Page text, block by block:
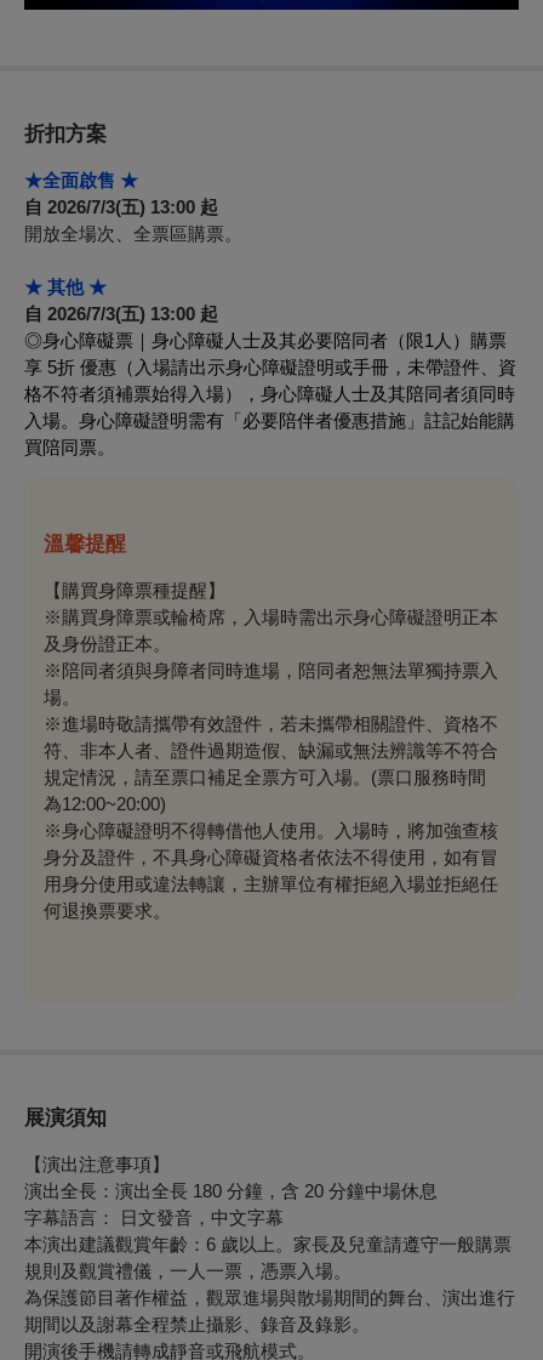
折扣方案
★全面啟售 ★
自 2026/7/3(五) 13:00 起
開放全場次、全票區購票。
★ 其他 ★
自 2026/7/3(五) 13:00 起
◎身心障礙票｜身心障礙人士及其必要陪同者（限1人）購票
享 5折 優惠（入場請出示身心障礙證明或手冊，未帶證件、資
格不符者須補票始得入場），身心障礙人士及其陪同者須同時
入場。身心障礙證明需有「必要陪伴者優惠措施」註記始能購
買陪同票。
溫馨提醒
【購買身障票種提醒】
※購買身障票或輪椅席，入場時需出示身心障礙證明正本
及身份證正本。
※陪同者須與身障者同時進場，陪同者恕無法單獨持票入
場。
※進場時敬請攜帶有效證件，若未攜帶相關證件、資格不
符、非本人者、證件過期造假、缺漏或無法辨識等不符合
規定情況，請至票口補足全票方可入場。(票口服務時間
為12:00~20:00)
※身心障礙證明不得轉借他人使用。入場時，將加強查核
身分及證件，不具身心障礙資格者依法不得使用，如有冒
用身分使用或違法轉讓，主辦單位有權拒絕入場並拒絕任
何退換票要求。
展演須知
【演出注意事項】
演出全長：演出全長 180 分鐘，含 20 分鐘中場休息
字幕語言： 日文發音，中文字幕
本演出建議觀賞年齡：6 歲以上。家長及兒童請遵守一般購票
規則及觀賞禮儀，一人一票，憑票入場。
為保護節目著作權益，觀眾進場與散場期間的舞台、演出進行
期間以及謝幕全程禁止攝影、錄音及錄影。
開演後手機請轉成靜音或飛航模式。